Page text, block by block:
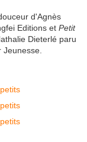
d'Agnès
Editions et Petit
Dieterlé paru